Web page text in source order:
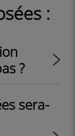
:
?
sera-